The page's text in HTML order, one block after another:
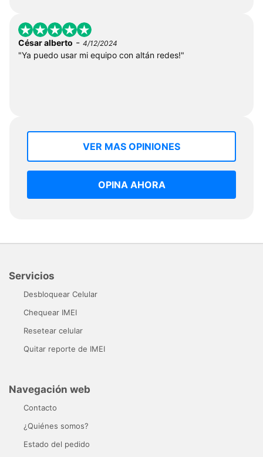
César alberto - 4/12/2024
"Ya puedo usar mi equipo con altán redes!"
VER MAS OPINIONES
OPINA AHORA
Servicios
Desbloquear Celular
Chequear IMEI
Resetear celular
Quitar reporte de IMEI
Navegación web
Contacto
¿Quiénes somos?
Estado del pedido